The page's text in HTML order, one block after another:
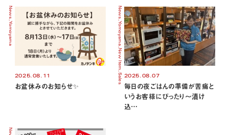
2025.08.11
News
Yomoyama
お盆休みのお知らせ✨
2025.08.07
News
Yomoyama
New Item
Sales
毎日の夜ごはんの準備が苦痛と
いうお客様にぴったり～漬け
込…